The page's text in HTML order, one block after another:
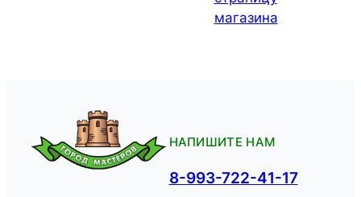
магазина
НАПИШИТЕ НАМ
8-993-722-41-17